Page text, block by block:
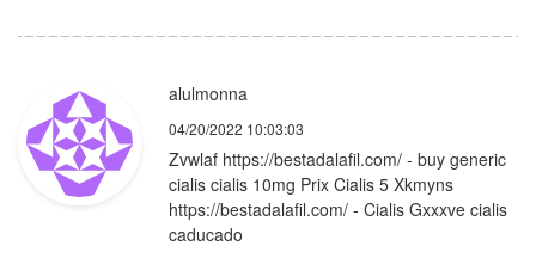
alulmonna
04/20/2022 10:03:03
Zvwlaf https://bestadalafil.com/ - buy generic
cialis cialis 10mg Prix Cialis 5 Xkmyns
https://bestadalafil.com/ - Cialis Gxxxve cialis
caducado